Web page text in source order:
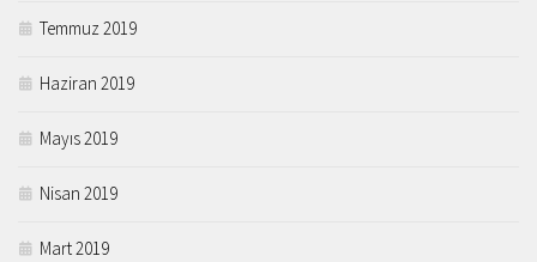
Temmuz 2019
Haziran 2019
Mayıs 2019
Nisan 2019
Mart 2019